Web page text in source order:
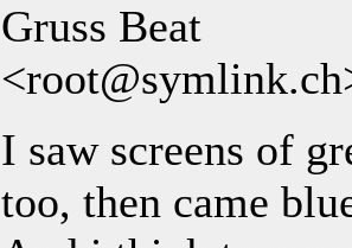
Gruss Beat
I saw screens of
too, then came